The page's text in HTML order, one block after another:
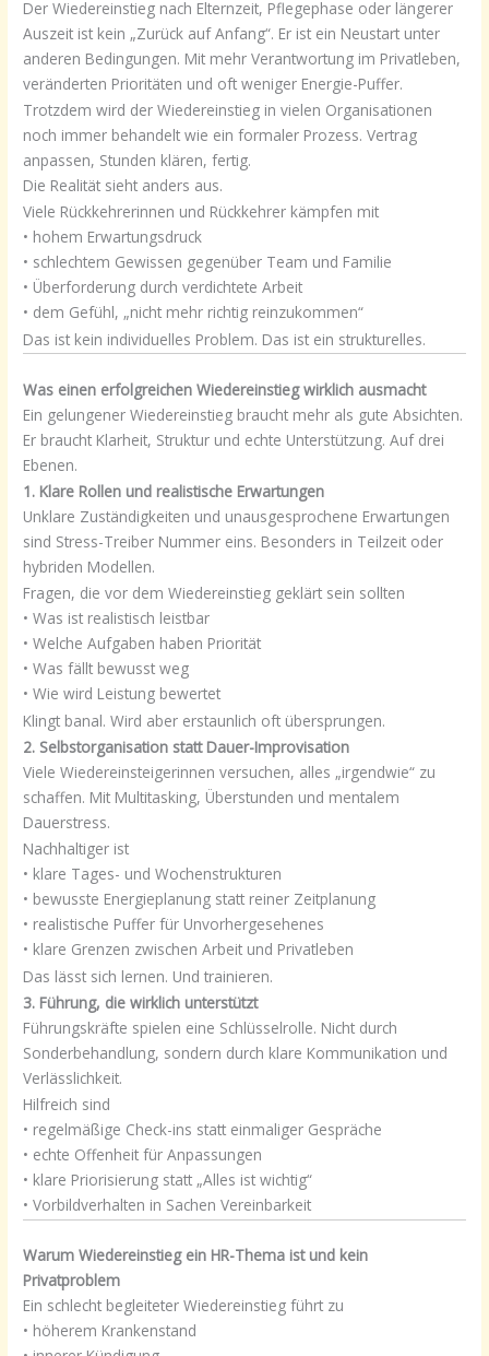
Der Wiedereinstieg nach Elternzeit, Pflegephase oder längerer
Auszeit ist kein „Zurück auf Anfang“. Er ist ein Neustart unter
anderen Bedingungen. Mit mehr Verantwortung im Privatleben,
veränderten Prioritäten und oft weniger Energie-Puffer.
Trotzdem wird der Wiedereinstieg in vielen Organisationen
noch immer behandelt wie ein formaler Prozess. Vertrag
anpassen, Stunden klären, fertig.
Die Realität sieht anders aus.
Viele Rückkehrerinnen und Rückkehrer kämpfen mit
• hohem Erwartungsdruck
• schlechtem Gewissen gegenüber Team und Familie
• Überforderung durch verdichtete Arbeit
• dem Gefühl, „nicht mehr richtig reinzukommen“
Das ist kein individuelles Problem. Das ist ein strukturelles.
Was einen erfolgreichen Wiedereinstieg wirklich ausmacht
Ein gelungener Wiedereinstieg braucht mehr als gute Absichten.
Er braucht Klarheit, Struktur und echte Unterstützung. Auf drei
Ebenen.
1. Klare Rollen und realistische Erwartungen
Unklare Zuständigkeiten und unausgesprochene Erwartungen
sind Stress-Treiber Nummer eins. Besonders in Teilzeit oder
hybriden Modellen.
Fragen, die vor dem Wiedereinstieg geklärt sein sollten
• Was ist realistisch leistbar
• Welche Aufgaben haben Priorität
• Was fällt bewusst weg
• Wie wird Leistung bewertet
Klingt banal. Wird aber erstaunlich oft übersprungen.
2. Selbstorganisation statt Dauer-Improvisation
Viele Wiedereinsteigerinnen versuchen, alles „irgendwie“ zu
schaffen. Mit Multitasking, Überstunden und mentalem
Dauerstress.
Nachhaltiger ist
• klare Tages- und Wochenstrukturen
• bewusste Energieplanung statt reiner Zeitplanung
• realistische Puffer für Unvorhergesehenes
• klare Grenzen zwischen Arbeit und Privatleben
Das lässt sich lernen. Und trainieren.
3. Führung, die wirklich unterstützt
Führungskräfte spielen eine Schlüsselrolle. Nicht durch
Sonderbehandlung, sondern durch klare Kommunikation und
Verlässlichkeit.
Hilfreich sind
• regelmäßige Check-ins statt einmaliger Gespräche
• echte Offenheit für Anpassungen
• klare Priorisierung statt „Alles ist wichtig“
• Vorbildverhalten in Sachen Vereinbarkeit
Warum Wiedereinstieg ein HR-Thema ist und kein
Privatproblem
Ein schlecht begleiteter Wiedereinstieg führt zu
• höherem Krankenstand